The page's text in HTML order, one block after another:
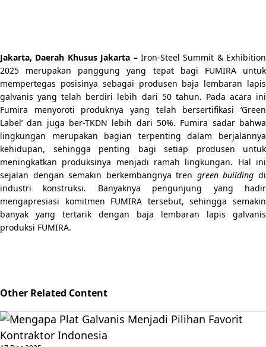
Jakarta, Daerah Khusus Jakarta – Iron-Steel Summit & Exhibition
2025 merupakan panggung yang tepat bagi FUMIRA untuk
mempertegas posisinya sebagai produsen baja lembaran lapis
galvanis yang telah berdiri lebih dari 50 tahun. Pada acara ini
Fumira menyoroti produknya yang telah bersertifikasi ‘Green
Label’ dan juga ber-TKDN lebih dari 50%. Fumira sadar bahwa
lingkungan merupakan bagian terpenting dalam berjalannya
kehidupan, sehingga penting bagi setiap produsen untuk
meningkatkan produksinya menjadi ramah lingkungan. Hal ini
sejalan dengan semakin berkembangnya tren green buildingdi
industri konstruksi. Banyaknya pengunjung yang hadir
mengapresiasi komitmen FUMIRA tersebut, sehingga semakin
banyak yang tertarik dengan baja lembaran lapis galvanis
produksi FUMIRA.
Other Related Content